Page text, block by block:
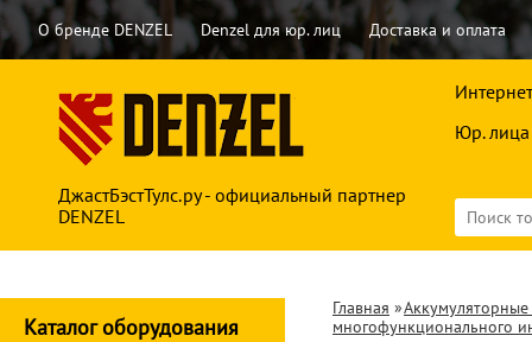
О бренде DENZEL Denzel для юр. лиц Доставка и оплата
ДжастБэстТулс.ру - официальный партнер
DENZEL
Юр. лица
Каталог оборудования
Главная »
многофункционального